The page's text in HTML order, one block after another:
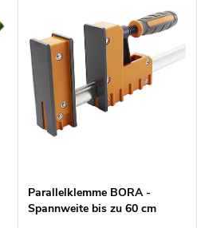
Parallelklemme BORA -
Spannweite bis zu 60 cm